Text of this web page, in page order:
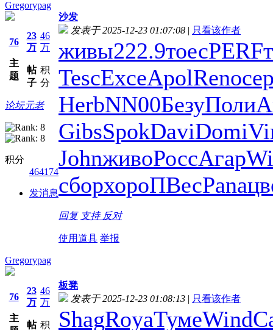
Gregorypag
76
主
题
23
万
帖
子
46
万
积
分
论坛元老
积分
464174
发消息
沙发
发表于 2025-12-23 01:07:08 | 只看该作者
живы222.9тоесPERF
TescExceApolReno
HerbNN00БезуПоли
GibsSpokDaviDomi
JohnживоРоссАгар
сборхороПВесPana
回复 支持 反对
使用道具 举报
Gregorypag
76
主
23
万
帖
46
万
积
板凳
发表于 2025-12-23 01:08:13 | 只看该作者
ShagRoyaТумеWind